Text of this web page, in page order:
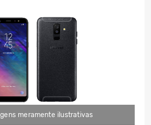
meramente ilustrativas